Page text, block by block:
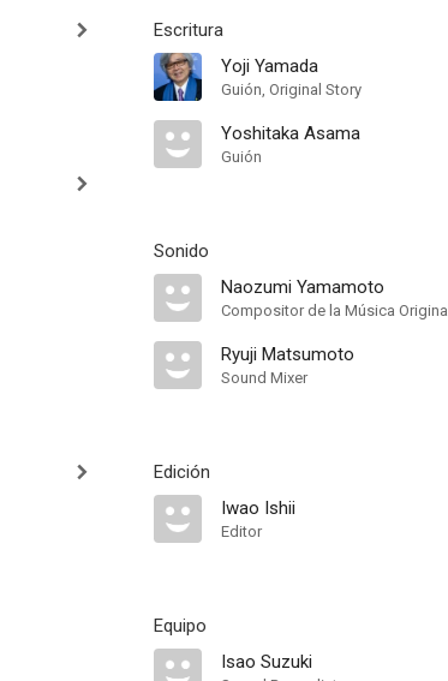
Escritura
Yoji Yamada
Guión, Original Story
Yoshitaka Asama
Guión
Sonido
Naozumi Yamamoto
Compositor de la Música Original
Ryuji Matsumoto
Sound Mixer
Edición
Iwao Ishii
Editor
Equipo
Isao Suzuki